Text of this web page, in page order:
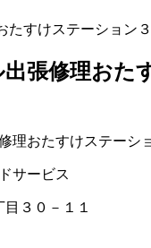
たすけステーション
張修理おた
サービス
３０－１１